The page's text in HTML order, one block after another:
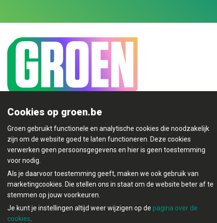
Cookies op groen.be
Groen gebruikt functionele en analytische cookies die noodzakelijk
zijn om de website goed te laten functioneren. Deze cookies
verwerken geen persoonsgegevens en hier is geen toestemming
voor nodig.
Als je daarvoor toestemming geeft, maken we ook gebruik van
marketingcookies. Die stellen ons in staat om de website beter af te
stemmen op jouw voorkeuren.
Je kunt je instellingen altijd weer wijzigen op de pagina over de
cookies
Mijn Groen
© Copyright Groen 2026 | Gemaakt metNationBuilder|
Gebouwd doorTectonica